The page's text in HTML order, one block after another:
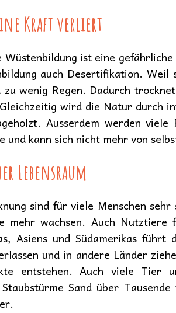
Kraft verliert
ist eine
auch Desertifikation.
wenig Regen. Dadurch
wird die Natur durch
Ausserdem werden
kann sich nicht mehr von
Lebensraum
sind für viele Menschen
mehr wachsen. Auch
Asiens und Südamerikas
und in andere Länder
entstehen. Auch viele Tier
Sand über